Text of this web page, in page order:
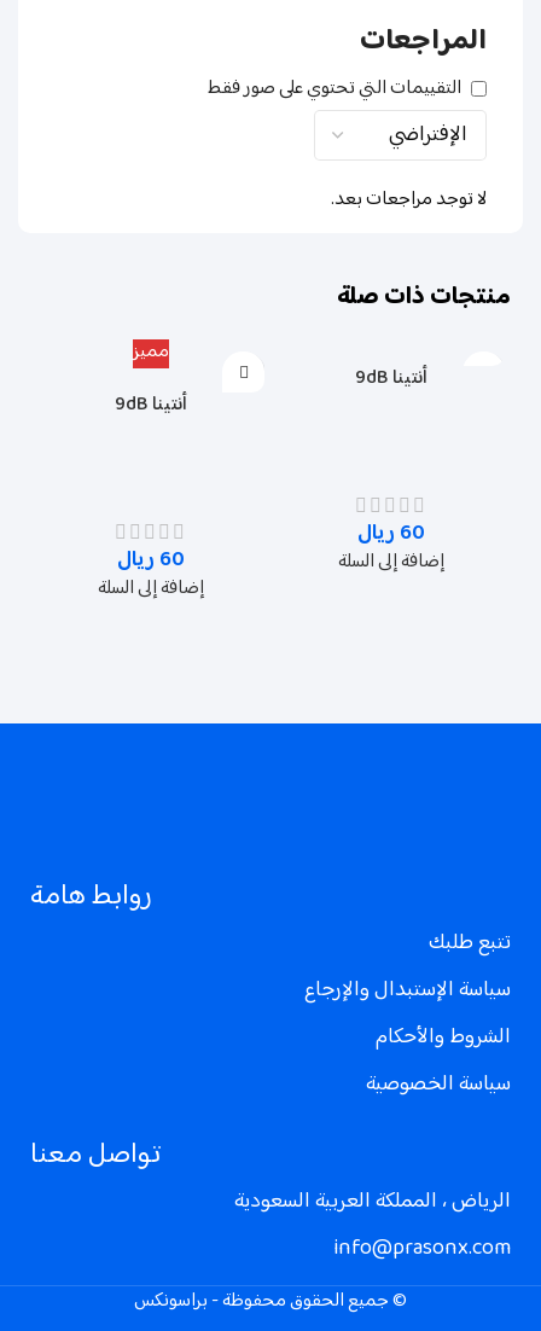
المراجعات
التقييمات التي تحتوي على صور فقط
لا توجد مراجعات بعد.
منتجات ذات صلة
أنتينا 9dB
60 ريال
إضافة إلى السلة
مميز
أنتينا 9dB
60 ريال
إضافة إلى السلة
روابط هامة
تتبع طلبك
سياسة الإستبدال والإرجاع
الشروط والأحكام
سياسة الخصوصية
تواصل معنا
الرياض ، المملكة العربية السعودية
info@prasonx.com
© جميع الحقوق محفوظة - براسونكس